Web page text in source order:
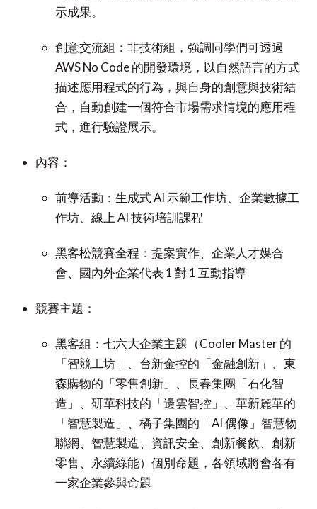
示成果。
創意交流組：非技術組，強調同學們可透過
AWS No Code 的開發環境，以自然語言的方式
描述應用程式的行為，與自身的創意與技術結
合，自動創建一個符合市場需求情境的應用程
式，進行驗證展示。
內容：
前導活動：生成式 AI 示範工作坊、企業數據工
作坊、線上 AI 技術培訓課程
黑客松競賽全程：提案實作、企業人才媒合
會、國內外企業代表 1 對 1 互動指導
競賽主題：
黑客組：七六大企業主題（Cooler Master 的
「智競工坊」、台新金控的「金融創新」、東
森購物的「零售創新」、長春集團「石化智
造」、研華科技的「邊雲智控」、華新麗華的
「智慧製造」、橘子集團的「AI 偶像」智慧物
聯網、智慧製造、資訊安全、創新餐飲、創新
零售、永續綠能）個別命題，各領域將會各有
一家企業參與命題